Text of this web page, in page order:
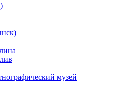
музей